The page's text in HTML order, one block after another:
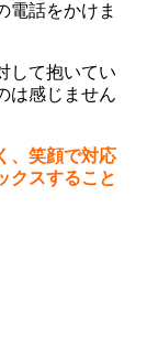
電話をかけま
して抱いてい
は感じません
、笑顔で対応
クスすること